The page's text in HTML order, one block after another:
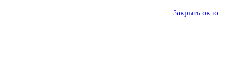
Закрыть окно